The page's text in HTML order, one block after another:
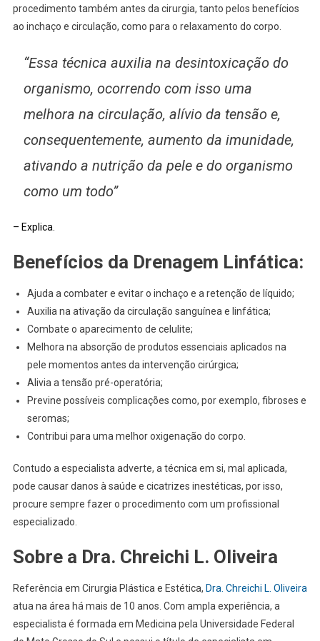
procedimento também antes da cirurgia, tanto pelos benefícios
ao inchaço e circulação, como para o relaxamento do corpo.
“Essa técnica auxilia na desintoxicação do
organismo, ocorrendo com isso uma
melhora na circulação, alívio da tensão e,
consequentemente, aumento da imunidade,
ativando a nutrição da pele e do organismo
como um todo”
– Explica.
Benefícios da Drenagem Linfática:
Ajuda a combater e evitar o inchaço e a retenção de líquido;
Auxilia na ativação da circulação sanguínea e linfática;
Combate o aparecimento de celulite;
Melhora na absorção de produtos essenciais aplicados na
pele momentos antes da intervenção cirúrgica;
Alivia a tensão pré-operatória;
Previne possíveis complicações como, por exemplo, fibroses e
seromas;
Contribui para uma melhor oxigenação do corpo.
Contudo a especialista adverte, a técnica em si, mal aplicada,
pode causar danos à saúde e cicatrizes inestéticas, por isso,
procure sempre fazer o procedimento com um profissional
especializado.
Sobre a Dra. Chreichi L. Oliveira
Referência em Cirurgia Plástica e Estética, Dra. Chreichi L. Oliveira
atua na área há mais de 10 anos. Com ampla experiência, a
especialista é formada em Medicina pela Universidade Federal